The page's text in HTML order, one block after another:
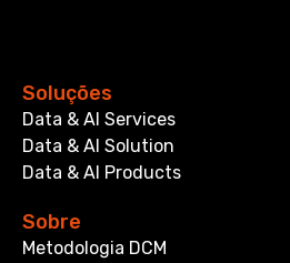
Soluções
Data & AI Services
Data & AI Solution
Data & AI Products
Sobre
Metodologia DCM